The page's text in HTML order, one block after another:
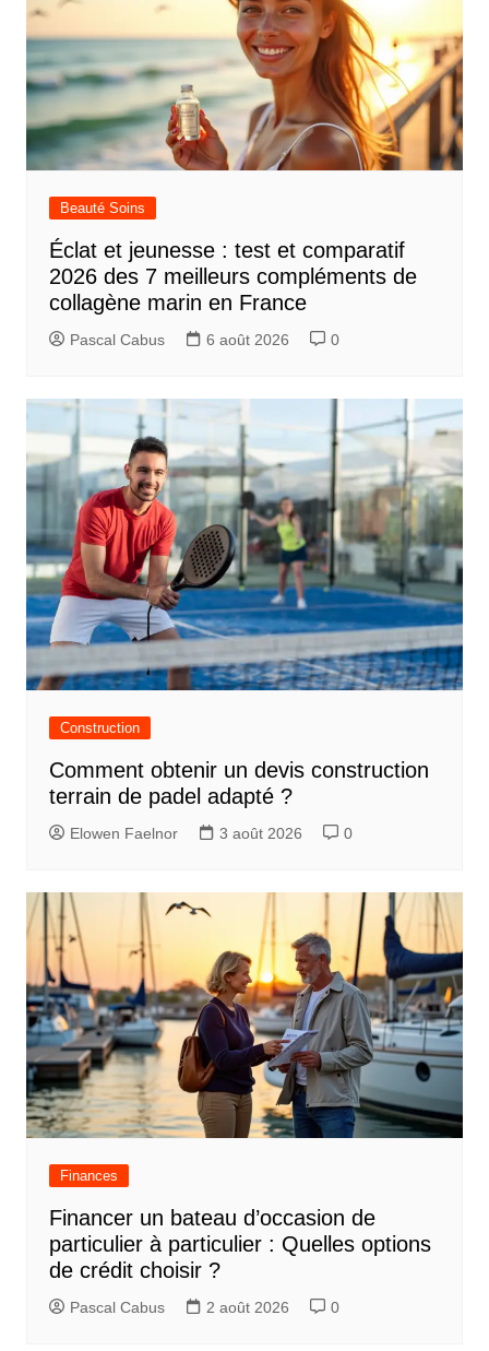
Beauté Soins
Éclat et jeunesse : test et comparatif
2026 des 7 meilleurs compléments de
collagène marin en France
Pascal Cabus 6 août 2026 0
Construction
Comment obtenir un devis construction
terrain de padel adapté ?
Elowen Faelnor 3 août 2026 0
Finances
Financer un bateau d’occasion de
particulier à particulier : Quelles options
de crédit choisir ?
Pascal Cabus 2 août 2026 0